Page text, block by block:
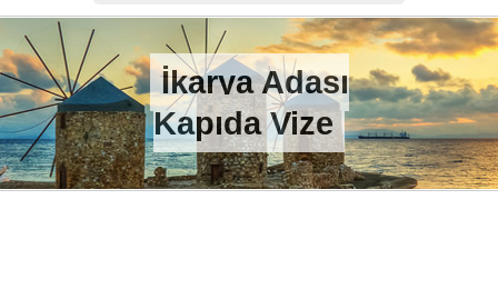
İkarya Adası
Kapıda Vize